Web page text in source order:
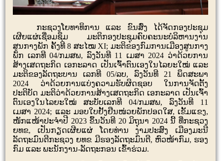
ກະຊວງໂຍທາທິການ ແລະ ຂົນສົ່ງ ໄດ້ຈັດກອງປະຊຸມ
ເຜີຍແຜ່ເຊື່ອມຊຶມ ມະຕິກອງປະຊຸມຄົບຄະນະບໍລິຫານງານ
ສູນກາງພັກ ຄັ້ງທີ8 ສະໄໝ XI; ມະຕິຂອງກົມການເມືອງສູນກາງ
ພັກ ເລກທີ04/ກມສພ, ລົງວັນທີ 11 ເມສາ 2024 ວ່າດ້ວຍການ
ສ້າງເສດຖະກິດ ເອກະລາດ ເປັນເຈົ້າຕົນເອງໃນໄລຍະໃໝ່ ແລະ
ມະຕິຂອງລັດຖະບານ ເລກທີ05/ລບ, ລົງວັນທີ 21 ພຶດສະພາ
2024 ວ່າດ້ວຍການແບ່ງຄວາມຮັບຜິດຊອບ ໃນການຈັດຕັ້ງ
ປະຕິບັດ ມະຕິວ່າດ້ວຍການສ້າງເສດຖະກິດ ເອກະລາດ ເປັນເຈົ້າ
ຕົນເອງໃນໄລຍະໃໝ່ ສະບັບເລກທີ 04/ກມສພ, ລົງວັນທີ 11
ເມສາ 2024; ແລະ ມອບໃບຢັ້ງຢືນໜ່ວຍພັກປອດໃສ, ເຂັ້ມແຂງ,
ໜັກແໜ້າປະຈຳປີ 2023 ຂຶ້ນວັນທີ 20ມິຖຸນາ 2024 ນີ້ ທີ່ກະຊວງ
ຍທຂ, ເປັນກຽດເຜີຍແຜ່ ໂດຍທ່ານ ງາມປະສົງ ເມືອງມະນີ
ລັດຖະມົນຕີກະຊວງ ຍທຂ ມີຮອງລັດຖະມົນຕີ, ຫົວໜ້າກົມ, ຮອງ
ກົມ ແລະ ພະນັກງານ-ລັດຖະກອນ ເຂົ້າຮ່ວມ.